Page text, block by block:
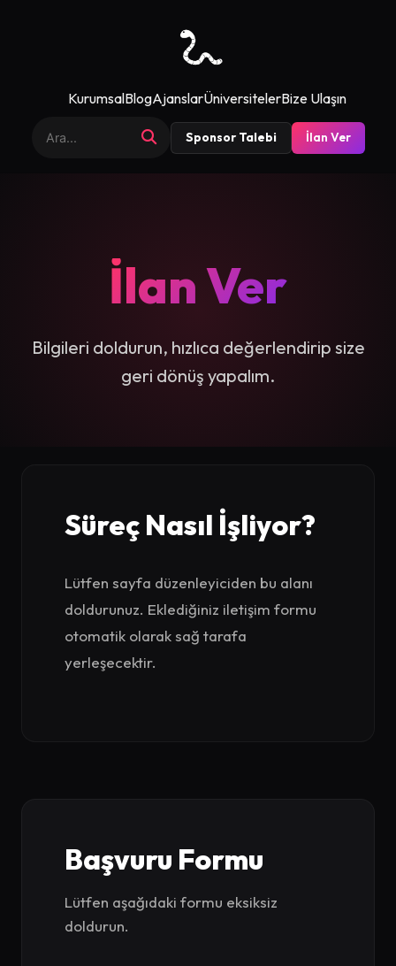
KurumsalBlogAjanslarÜniversitelerBize Ulaşın
Sponsor Talebi İlan Ver
İlan Ver
Bilgileri doldurun, hızlıca değerlendirip size
geri dönüş yapalım.
Süreç Nasıl İşliyor?
Lütfen sayfa düzenleyiciden bu alanı
doldurunuz. Eklediğiniz iletişim formu
otomatik olarak sağ tarafa
yerleşecektir.
Başvuru Formu
Lütfen aşağıdaki formu eksiksiz
doldurun.